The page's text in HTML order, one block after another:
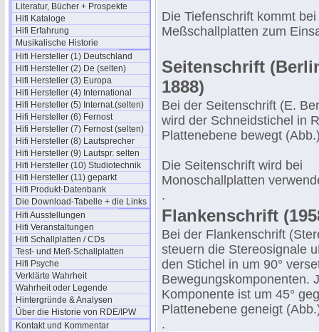
Literatur, Bücher + Prospekte
Hifi Kataloge
Hifi Erfahrung
Musikalische Historie
Hifi Hersteller (1) Deutschland
Hifi Hersteller (2) De (selten)
Hifi Hersteller (3) Europa
Hifi Hersteller (4) International
Hifi Hersteller (5) Internat.(selten)
Hifi Hersteller (6) Fernost
Hifi Hersteller (7) Fernost (selten)
Hifi Hersteller (8) Lautsprecher
Hifi Hersteller (9) Lautspr. selten
Hifi Hersteller (10) Studiotechnik
Hifi Hersteller (11) geparkt
Hifi Produkt-Datenbank
Die Download-Tabelle + die Links
Hifi Ausstellungen
Hifi Veranstaltungen
Hifi Schallplatten / CDs
Test- und Meß-Schallplatten
Hifi Psyche
Verklärte Wahrheit
Wahrheit oder Legende
Hintergründe & Analysen
Über die Historie von RDE/IPW
Kontakt und Kommentar
Die Tiefenschrift kommt bei
Meßschallplatten zum
Seitenschrift
1888)
Bei der Seitenschrift (E.
wird der Schneidstichel in
Plattenebene bewegt
Die Seitenschrift wird bei
Monoschallplatten
.
Flankenschrift
Bei der Flankenschrift
steuern die Stereosignale
den Stichel in um 90°
Bewegungskomponenten.
Komponente ist um 45°
Plattenebene geneigt
.